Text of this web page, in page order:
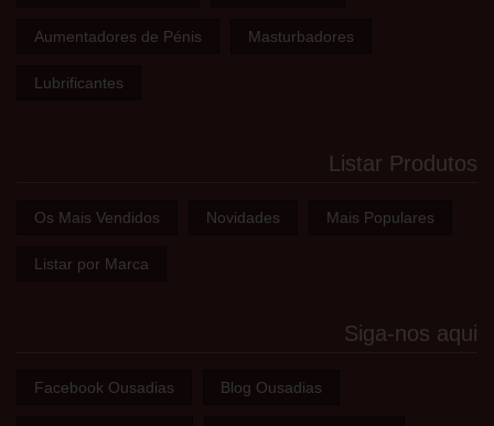
Aumentadores de Pénis Masturbadores
Lubrificantes
Listar Produtos
Os Mais Vendidos Novidades Mais Populares
Listar por Marca
Siga-nos aqui
Facebook Ousadias Blog Ousadias